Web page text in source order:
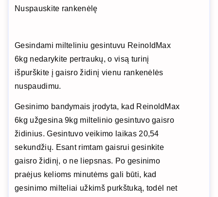
Nuspauskite rankenėlę
Gesindami milteliniu gesintuvu ReinoldMax
6kg nedarykite pertraukų, o visą turinį
išpurškite į gaisro židinį vienu rankenėlės
nuspaudimu.
Gesinimo bandymais įrodyta, kad ReinoldMax
6kg užgesina 9kg miltelinio gesintuvo gaisro
židinius. Gesintuvo veikimo laikas 20,54
sekundžių. Esant rimtam gaisrui gesinkite
gaisro židinį, o ne liepsnas. Po gesinimo
praėjus kelioms minutėms gali būti, kad
gesinimo milteliai užkimš purkštuką, todėl net